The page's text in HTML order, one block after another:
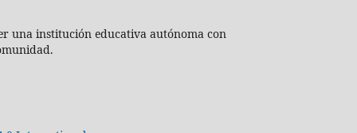
una institución educativa autónoma con